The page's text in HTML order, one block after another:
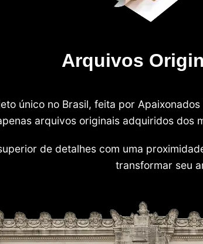
Arquivos
único no Brasil, feita por
arquivos originais adquiridos dos
de detalhes com uma
transformar seu